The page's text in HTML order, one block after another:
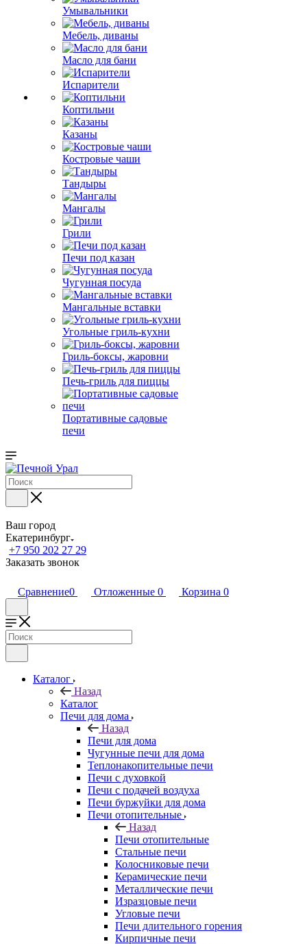
Умывальники
Мебель, диваны
Масло для бани
Испарители
Коптильни
Казаны
Костровые чаши
Тандыры
Мангалы
Грили
Печи под казан
Чугунная посуда
Мангальные вставки
Угольные гриль-кухни
Гриль-боксы, жаровни
Печь-гриль для пиццы
Портативные садовые
печи
Ваш город
Екатеринбург
+7 950 202 27 29
Заказать звонок
Сравнение0 Отложенные 0 Корзина 0
Каталог
Назад
Каталог
Печи для дома
Назад
Печи для дома
Чугунные печи для дома
Теплонакопительные печи
Печи с духовкой
Печи с подачей воздуха
Печи буржуйки для дома
Печи отопительные
Назад
Печи отопительные
Стальные печи
Колосниковые печи
Керамические печи
Металлические печи
Изразцовые печи
Угловые печи
Печи длительного горения
Кирпичные печи